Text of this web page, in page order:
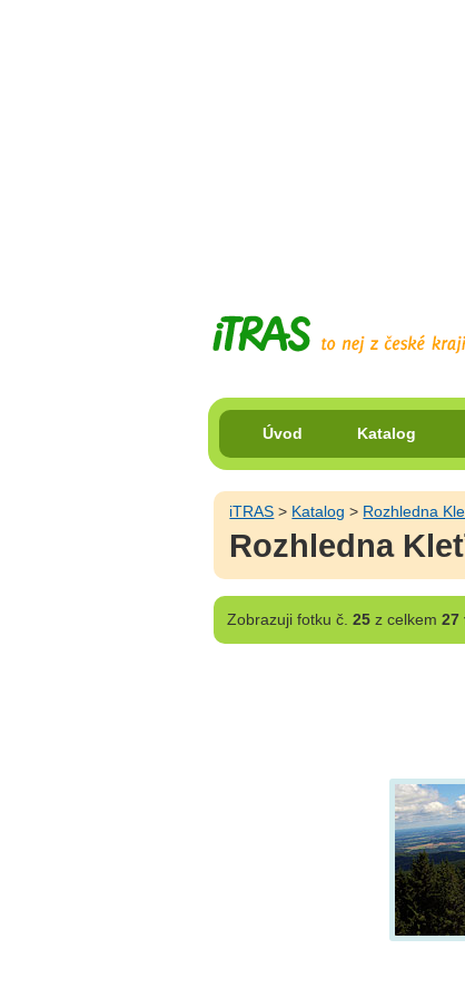
Úvod Katalog
iTRAS > Katalog > Rozhledna
Rozhledna
Zobrazujifotku č. 25z celkem 27